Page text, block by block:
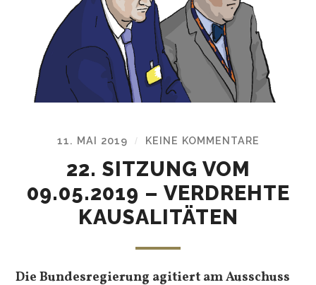
11. MAI 2019 / KEINE KOMMENTARE
22. SITZUNG VOM
09.05.2019 – VERDREHTE
KAUSALITÄTEN
Die Bundesregierung agitiert am Ausschuss